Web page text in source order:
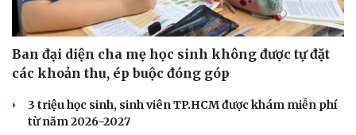
Ban đại diện cha mẹ học sinh không được tự đặt
các khoản thu, ép buộc đóng góp
3 triệu học sinh, sinh viên TP.HCM được khám miễn phí
từ năm 2026-2027